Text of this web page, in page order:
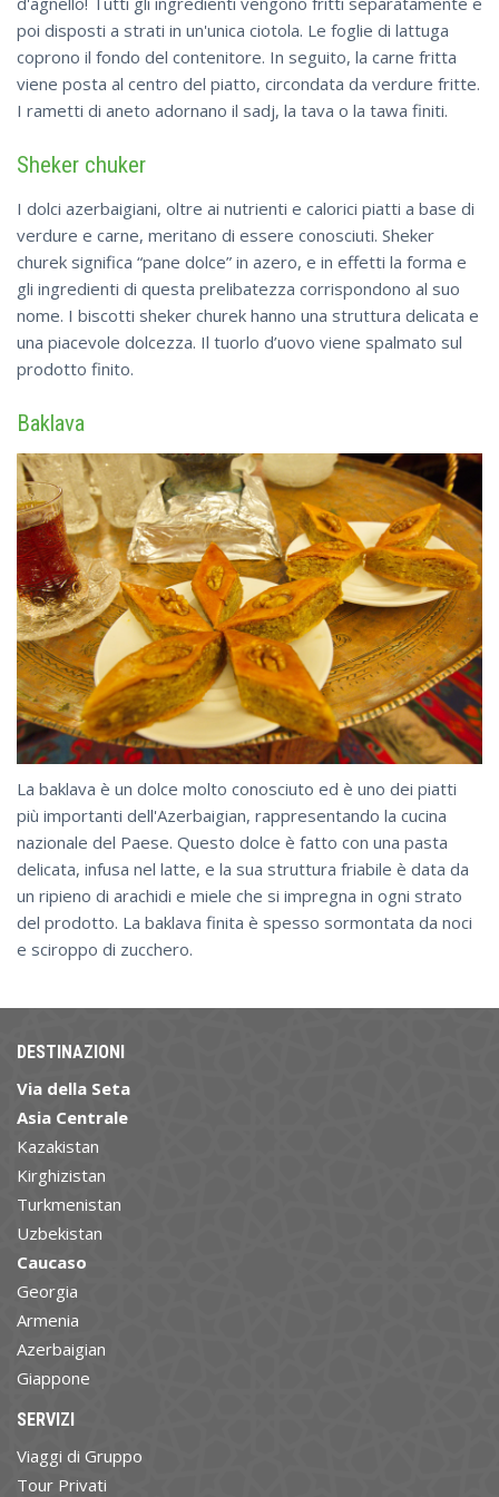
poi disposti a strati in un'unica ciotola. Le foglie di lattuga
coprono il fondo del contenitore. In seguito, la carne fritta
viene posta al centro del piatto, circondata da verdure fritte.
I rametti di aneto adornano il sadj, la tava o la tawa finiti.
Sheker chuker
I dolci azerbaigiani, oltre ai nutrienti e calorici piatti a base di
verdure e carne, meritano di essere conosciuti. Sheker
churek significa “pane dolce” in azero, e in effetti la forma e
gli ingredienti di questa prelibatezza corrispondono al suo
nome. I biscotti sheker churek hanno una struttura delicata e
una piacevole dolcezza. Il tuorlo d’uovo viene spalmato sul
prodotto finito.
Baklava
La baklava è un dolce molto conosciuto ed è uno dei piatti
più importanti dell'Azerbaigian, rappresentando la cucina
nazionale del Paese. Questo dolce è fatto con una pasta
delicata, infusa nel latte, e la sua struttura friabile è data da
un ripieno di arachidi e miele che si impregna in ogni strato
del prodotto. La baklava finita è spesso sormontata da noci
e sciroppo di zucchero.
DESTINAZIONI
Via della Seta
Asia Centrale
Kazakistan
Kirghizistan
Turkmenistan
Uzbekistan
Caucaso
Georgia
Armenia
Azerbaigian
Giappone
SERVIZI
Viaggi di Gruppo
Tour Privati